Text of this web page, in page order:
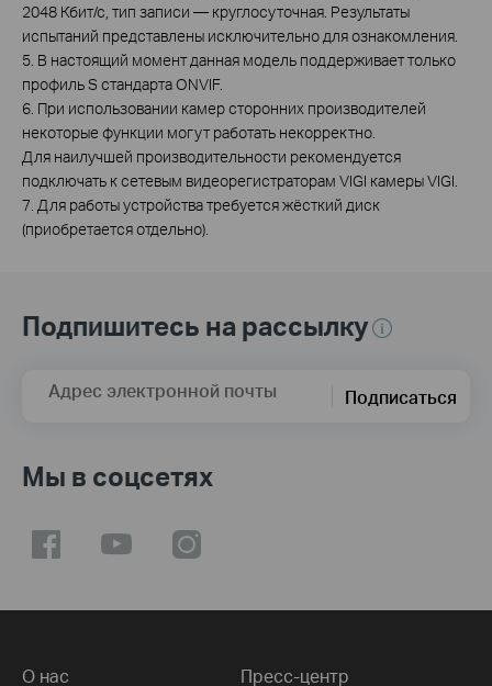
2048 Кбит/с, тип записи — круглосуточная. Результаты
испытаний представлены исключительно для ознакомления.
5. В настоящий момент данная модель поддерживает только
профиль S стандарта ONVIF.
6. При использовании камер сторонних производителей
некоторые функции могут работать некорректно.
Для наилучшей производительности рекомендуется
подключать к сетевым видеорегистраторам VIGI камеры VIGI.
7. Для работы устройства требуется жёсткий диск
(приобретается отдельно).
Подпишитесь на рассылку
Адрес электронной почты Подписаться
Мы в соцсетях
О нас Пресс-центр